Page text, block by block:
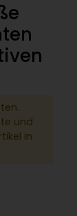
und
in